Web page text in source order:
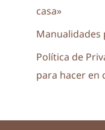
casa»
Manualidades
Política de
para hacer en